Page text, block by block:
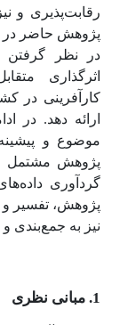
رقابت‌پذیری و
پژوهش حاضر در
در نظر گرفتن
اثرگذاری
کارآفرینی در
ارائه دهد. در
موضوع و
پژوهش مشتمل
گردآوری
پژوهش، تفسیر و
نیز به جمع‌بندی
1. مبانی نظری